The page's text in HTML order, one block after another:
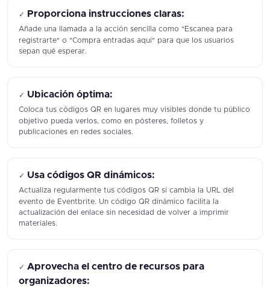
✓ Proporciona instrucciones claras:
Añade una llamada a la acción sencilla como "Escanea para
registrarte" o "Compra entradas aquí" para que los usuarios
sepan qué esperar.
✓ Ubicación óptima:
Coloca tus códigos QR en lugares muy visibles donde tu público
objetivo pueda verlos, como en pósteres, folletos y
publicaciones en redes sociales.
✓ Usa códigos QR dinámicos:
Actualiza regularmente tus códigos QR si cambia la URL del
evento de Eventbrite. Un código QR dinámico facilita la
actualización del enlace sin necesidad de volver a imprimir
materiales.
✓Aprovecha el centro de recursos para
organizadores: